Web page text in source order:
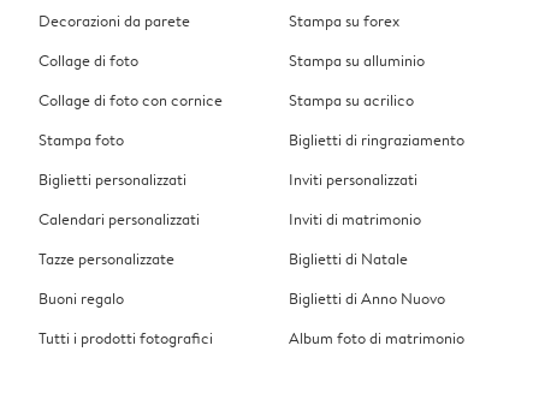
Decorazioni da parete
Collage di foto
Collage di foto con cornice
Stampa foto
Biglietti personalizzati
Calendari personalizzati
Tazze personalizzate
Buoni regalo
Tutti i prodotti fotografici
Stampa su forex
Stampa su alluminio
Stampa su acrilico
Biglietti di ringraziamento
Inviti personalizzati
Inviti di matrimonio
Biglietti di Natale
Biglietti di Anno Nuovo
Album foto di matrimonio